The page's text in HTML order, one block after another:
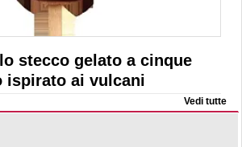
stecco gelato a cinque
ispirato ai vulcani
Vedi tutte